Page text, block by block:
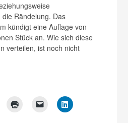
Rändelung. Das
kündigt eine Auflage von
Stück an. Wie sich diese
verteilen, ist noch nicht